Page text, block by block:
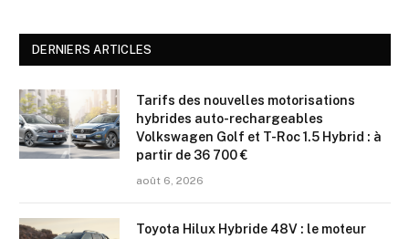
DERNIERS ARTICLES
Tarifs des nouvelles motorisations
hybrides auto-rechargeables
Volkswagen Golf et T-Roc 1.5 Hybrid : à
partir de 36 700 €
août 6, 2026
Toyota Hilux Hybride 48V : le moteur